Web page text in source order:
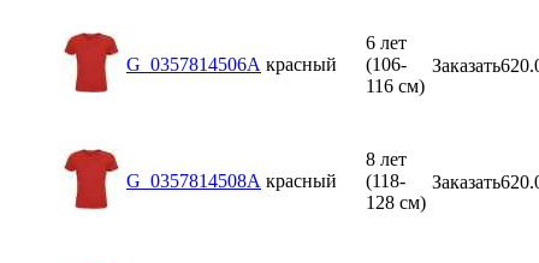
G_0357814506A красный
6 лет
(106-
116 см)
Заказать
G_0357814508A красный
8 лет
(118-
128 см)
Заказать